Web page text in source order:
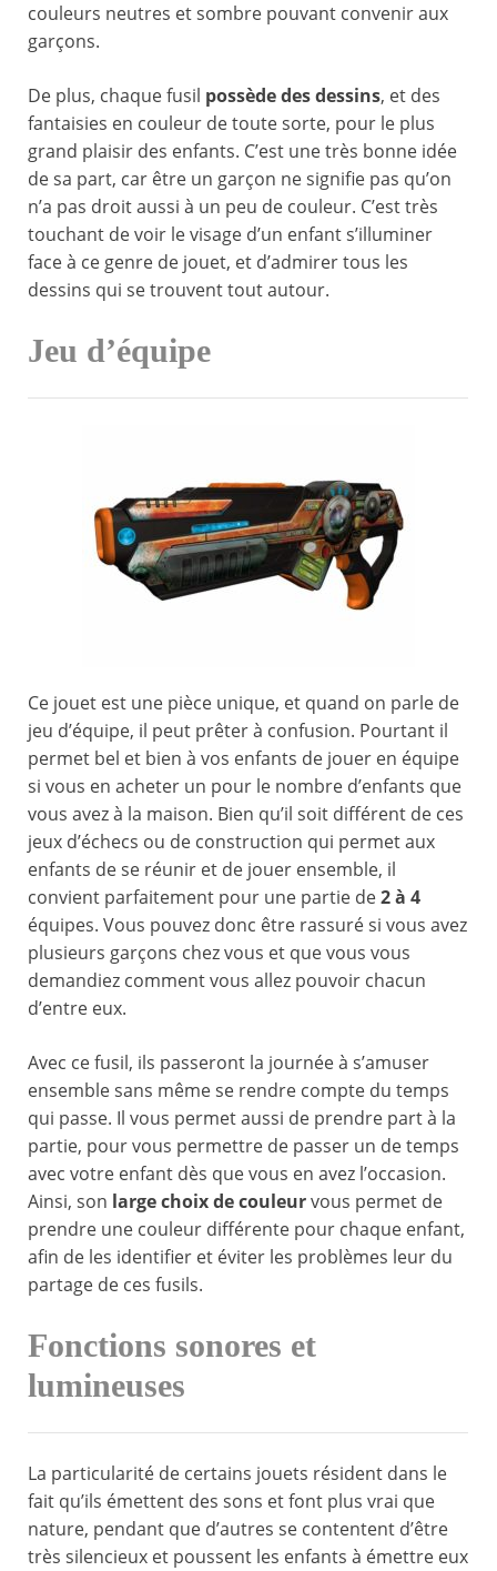
couleurs neutres et sombre pouvant convenir aux
garçons.
De plus, chaque fusil possède des dessins, et des
fantaisies en couleur de toute sorte, pour le plus
grand plaisir des enfants. C’est une très bonne idée
de sa part, car être un garçon ne signifie pas qu’on
n’a pas droit aussi à un peu de couleur. C’est très
touchant de voir le visage d’un enfant s’illuminer
face à ce genre de jouet, et d’admirer tous les
dessins qui se trouvent tout autour.
Jeu d’équipe
Ce jouet est une pièce unique, et quand on parle de
jeu d’équipe, il peut prêter à confusion. Pourtant il
permet bel et bien à vos enfants de jouer en équipe
si vous en acheter un pour le nombre d’enfants que
vous avez à la maison. Bien qu’il soit différent de ces
jeux d’échecs ou de construction qui permet aux
enfants de se réunir et de jouer ensemble, il
convient parfaitement pour une partie de2 à 4
équipes. Vous pouvez donc être rassuré si vous avez
plusieurs garçons chez vous et que vous vous
demandiez comment vous allez pouvoir chacun
d’entre eux.
Avec ce fusil, ils passeront la journée à s’amuser
ensemble sans même se rendre compte du temps
qui passe. Il vous permet aussi de prendre part à la
partie, pour vous permettre de passer un de temps
avec votre enfant dès que vous en avez l’occasion.
Ainsi, son large choix de couleurvous permet de
prendre une couleur différente pour chaque enfant,
afin de les identifier et éviter les problèmes leur du
partage de ces fusils.
Fonctions sonores et
lumineuses
La particularité de certains jouets résident dans le
fait qu’ils émettent des sons et font plus vrai que
nature, pendant que d’autres se contentent d’être
très silencieux et poussent les enfants à émettre eux